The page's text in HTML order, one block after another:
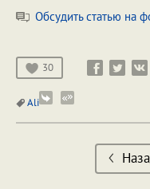
Обсудить статью на
30
Ali